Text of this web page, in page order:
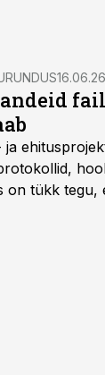
ja
on tükk tegu,